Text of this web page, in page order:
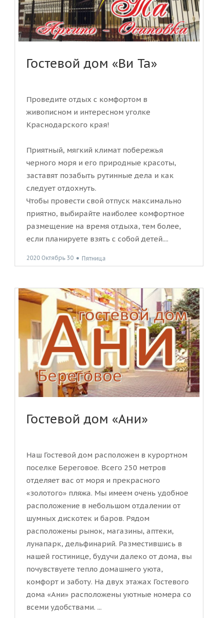
Гостевой дом «Ви Та»
Проведите отдых с комфортом в
живописном и интересном уголке
Краснодарского края!
Приятный, мягкий климат побережья
черного моря и его природные красоты,
заставят позабыть рутинные дела и как
следует отдохнуть.
Чтобы провести свой отпуск максимально
приятно, выбирайте наиболее комфортное
размещение на время отдыха, тем более,
если планируете взять с собой детей....
2020 Октябрь 30 ● Пятница
Гостевой дом «Ани»
Наш Гостевой дом расположен в курортном
поселке Береговое. Всего 250 метров
отделяет вас от моря и прекрасного
«золотого» пляжа. Мы имеем очень удобное
расположение в небольшом отдалении от
шумных дискотек и баров. Рядом
расположены рынок, магазины, аптеки,
лунапарк, дельфинарий. Разместившись в
нашей гостинице, будучи далеко от дома, вы
почувствуете тепло домашнего уюта,
комфорт и заботу. На двух этажах Гостевого
дома «Ани» расположены уютные номера со
всеми удобствами. ...